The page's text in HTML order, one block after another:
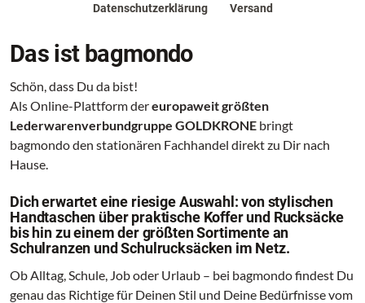
Datenschutzerklärung Versand
Das ist bagmondo
Schön, dass Du da bist!
Als Online-Plattform dereuropaweit größten
Lederwarenverbundgruppe GOLDKRONE bringt
bagmondo den stationären Fachhandel direkt zu Dir nach
Hause.
Dich erwartet eine riesige Auswahl: von stylischen
Handtaschen über praktische Koffer und Rucksäcke
bis hin zu einem der größten Sortimente an
Schulranzen und Schulrucksäcken im Netz.
Ob Alltag, Schule, Job oder Urlaub – bei bagmondo findest Du
genau das Richtige für Deinen Stil und Deine Bedürfnisse vom